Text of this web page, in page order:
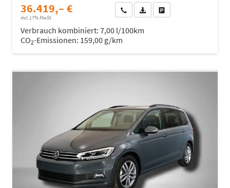
36.419,– €
incl. 17% MwSt.
Wir rufen Sie anFahrzeugexposé (PDF)
Verbrauch kombiniert: 7,00 l/100km
CO2-Emissionen: 159,00 g/km